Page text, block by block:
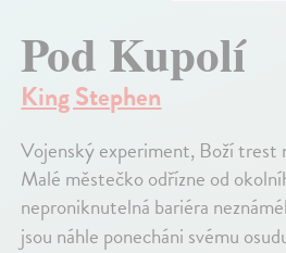
Pod Kupolí
King Stephen
Vojenský experiment, Boží trest
Malé městečko odřízne od
neproniknutelná bariéra
jsou náhle ponecháni svému